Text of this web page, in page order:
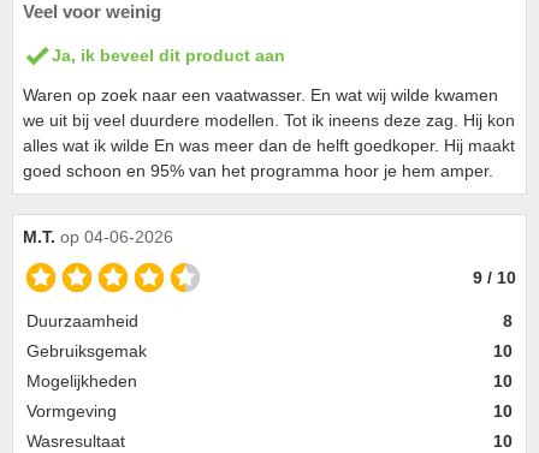
Veel voor weinig
Ja, ik beveel dit product aan
Waren op zoek naar een vaatwasser. En wat wij wilde kwamen
we uit bij veel duurdere modellen. Tot ik ineens deze zag. Hij kon
alles wat ik wilde En was meer dan de helft goedkoper. Hij maakt
goed schoon en 95% van het programma hoor je hem amper.
M.T. op 04-06-2026
9 / 10
Duurzaamheid
8
Gebruiksgemak
10
Mogelijkheden
10
Vormgeving
10
Wasresultaat
10